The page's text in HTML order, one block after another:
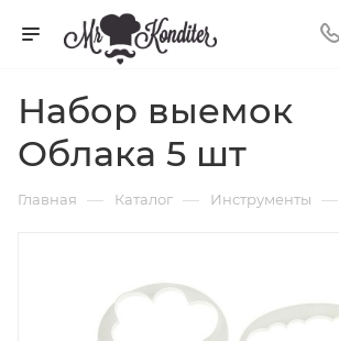
Набор выемок
Облака 5 шт
Главная — Каталог — Инструменты —